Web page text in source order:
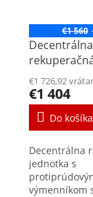
€1 560
Decentrálna
Air 70
€1 726,92
€1 404
Do košíka
Decentrálna
jednotka s
výmenníkom